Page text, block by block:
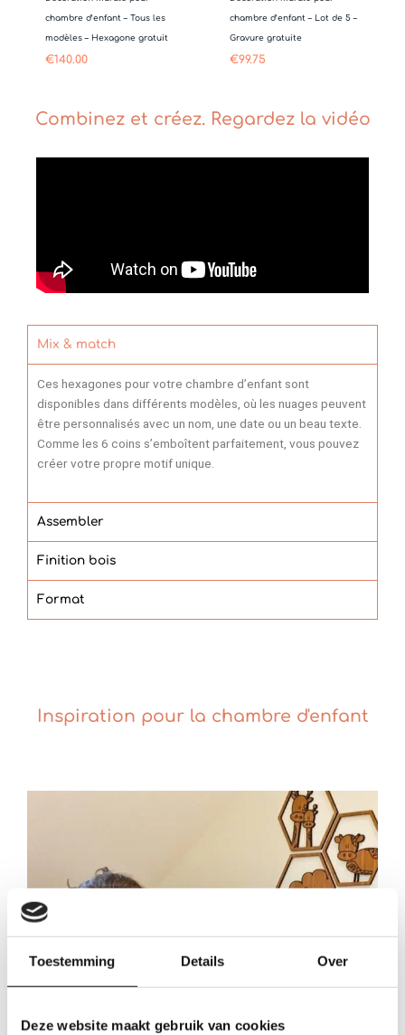
Toestemming Details Over
Deze website maakt gebruik van cookies
chambre d’enfant – Tous les
modèles – Hexagone gratuit
€140.00
chambre d’enfant – Lot de 5 –
Gravure gratuite
€99.75
Combinez et créez. Regardez la vidéo
Mix & match
Ces hexagones pour votre chambre d’enfant sont
disponibles dans différents modèles, où les nuages peuvent
être personnalisés avec un nom, une date ou un beau texte.
Comme les 6 coins s’emboîtent parfaitement, vous pouvez
créer votre propre motif unique.
Assembler
Finition bois
Format
Inspiration pour la chambre d'enfant